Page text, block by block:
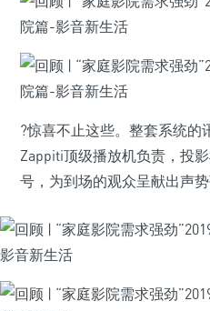
?惊喜不止这些。整套系统的
Zappiti顶级播放机负责，投
号，为到场的观众呈献出声